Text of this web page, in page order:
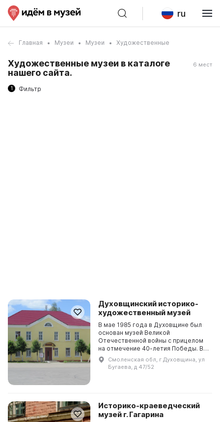
ru
Главная Музеи Музеи Художественные
Художественные музеи в каталоге
нашего сайта.
6 мест
1 Фильтр
Духовщинский историко-
художественный музей
В мае 1985 года в Духовщине был
основан музей Великой
Отечественной войны с прицелом
на отмечение 40-летия Победы. В
1991 году проект был официально
признан государственным и в 2000
году была создана ...
Смоленская обл, г Духовщина, ул
Бугаева, д 47/52
Историко-краеведческий
музей г. Гагарина